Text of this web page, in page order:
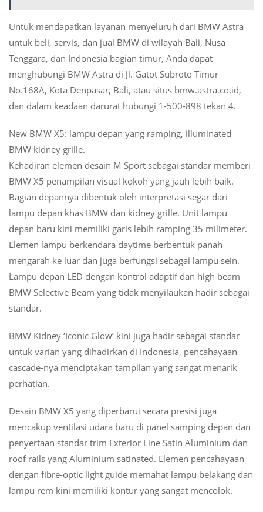
Untuk mendapatkan layanan menyeluruh dari BMW Astra
untuk beli, servis, dan jual BMW di wilayah Bali, Nusa
Tenggara, dan Indonesia bagian timur, Anda dapat
menghubungi BMW Astra di Jl. Gatot Subroto Timur
No.168A, Kota Denpasar, Bali, atau situs bmw.astra.co.id,
dan dalam keadaan darurat hubungi 1-500-898 tekan 4.
New BMW X5: lampu depan yang ramping, illuminated
BMW kidney grille.
Kehadiran elemen desain M Sport sebagai standar memberi
BMW X5 penampilan visual kokoh yang jauh lebih baik.
Bagian depannya dibentuk oleh interpretasi segar dari
lampu depan khas BMW dan kidney grille. Unit lampu
depan baru kini memiliki garis lebih ramping 35 milimeter.
Elemen lampu berkendara daytime berbentuk panah
mengarah ke luar dan juga berfungsi sebagai lampu sein.
Lampu depan LED dengan kontrol adaptif dan high beam
BMW Selective Beam yang tidak menyilaukan hadir sebagai
standar.
BMW Kidney ‘Iconic Glow’ kini juga hadir sebagai standar
untuk varian yang dihadirkan di Indonesia, pencahayaan
cascade-nya menciptakan tampilan yang sangat menarik
perhatian.
Desain BMW X5 yang diperbarui secara presisi juga
mencakup ventilasi udara baru di panel samping depan dan
penyertaan standar trim Exterior Line Satin Aluminium dan
roof rails yang Aluminium satinated. Elemen pencahayaan
dengan fibre-optic light guide memahat lampu belakang dan
lampu rem kini memiliki kontur yang sangat mencolok.